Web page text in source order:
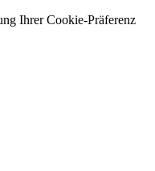
Ihrer Cookie-Präferenz